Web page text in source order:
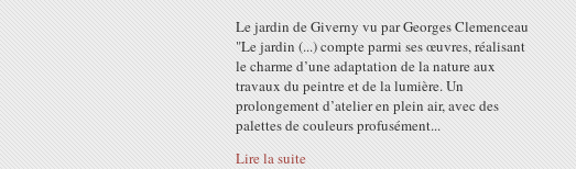
Le jardin de Giverny vu par Georges Clemenceau
"Le jardin (...) compte parmi ses œuvres, réalisant
le charme d’une adaptation de la nature aux
travaux du peintre et de la lumière. Un
prolongement d’atelier en plein air, avec des
palettes de couleurs profusément...
Lire la suite